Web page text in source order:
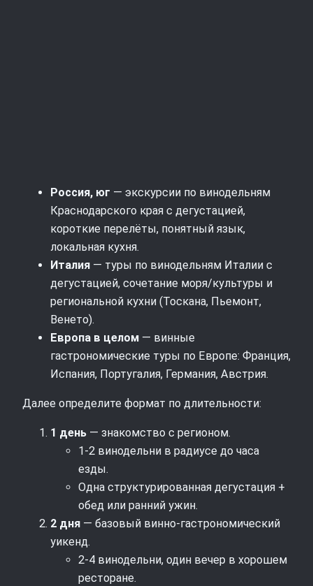
Россия, юг — экскурсии по винодельням
Краснодарского края с дегустацией,
короткие перелёты, понятный язык,
локальная кухня.
Италия — туры по винодельням Италии с
дегустацией, сочетание моря/культуры и
региональной кухни (Тоскана, Пьемонт,
Венето).
Европа в целом — винные
гастрономические туры по Европе: Франция,
Испания, Португалия, Германия, Австрия.
Далее определите формат по длительности:
1 день — знакомство с регионом.
1-2 винодельни в радиусе до часа
езды.
Одна структурированная дегустация +
обед или ранний ужин.
2 дня — базовый винно-гастрономический
уикенд.
2-4 винодельни, один вечер в хорошем
ресторане.